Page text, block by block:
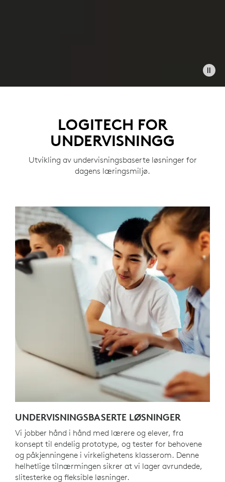
LOGITECH FOR
UNDERVISNINGG
Utvikling av undervisningsbaserte løsninger for
dagens læringsmiljø.
UNDERVISNINGSBASERTE LØSNINGER
Vi jobber hånd i hånd med lærere og elever, fra
konsept til endelig prototype, og tester for behovene
og påkjenningene i virkelighetens klasserom. Denne
helhetlige tilnærmingen sikrer at vi lager avrundede,
slitesterke og fleksible løsninger.